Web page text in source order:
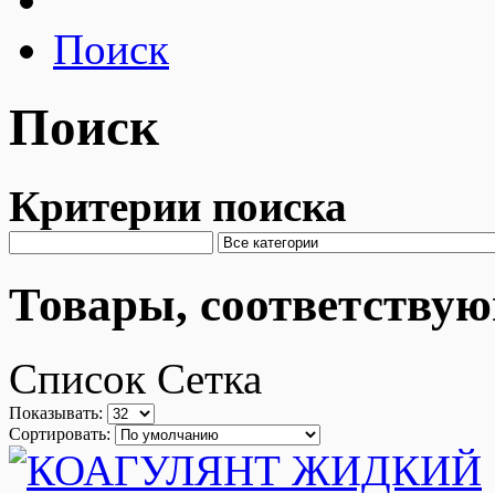
Поиск
Поиск
Критерии поиска
Товары,
Список Сетка
Показывать:
Сортировать: